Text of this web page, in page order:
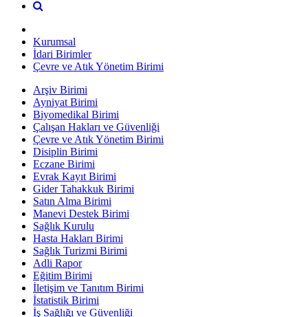
Kurumsal
İdari Birimler
Çevre ve Atık Yönetim Birimi
Arşiv Birimi
Ayniyat Birimi
Biyomedikal Birimi
Çalışan Hakları ve Güvenliği
Çevre ve Atık Yönetim Birimi
Disiplin Birimi
Eczane Birimi
Evrak Kayıt Birimi
Gider Tahakkuk Birimi
Satın Alma Birimi
Manevi Destek Birimi
Sağlık Kurulu
Hasta Hakları Birimi
Sağlık Turizmi Birimi
Adli Rapor
Eğitim Birimi
İletişim ve Tanıtım Birimi
İstatistik Birimi
İş Sağlığı ve Güvenliği